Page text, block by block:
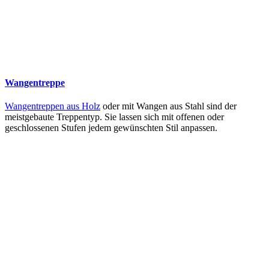
Wangentreppe
Wangentreppen aus Holz oder mit Wangen aus Stahl sind der
meistgebaute Treppentyp. Sie lassen sich mit offenen oder
geschlossenen Stufen jedem gewünschten Stil anpassen.